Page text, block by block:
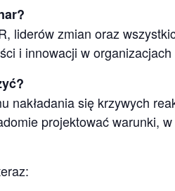
liderów zmian oraz
i innowacji w
nakładania się krzywych
projektować warunki,